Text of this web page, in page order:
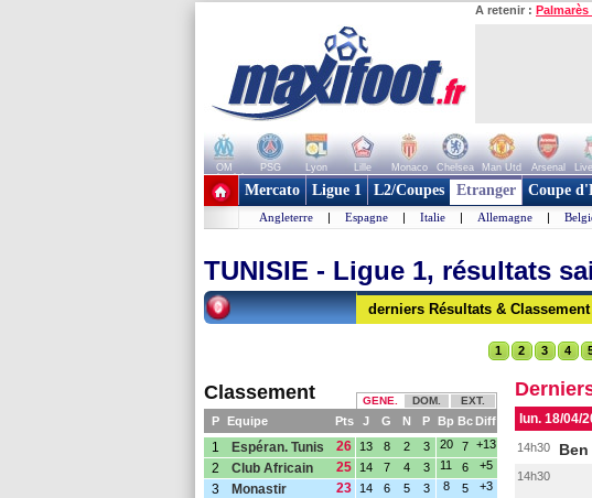
A retenir :
OM PSG Lyon Lille Monaco Chelsea Man Utd Arsenal
+ de clubs
Mercato Ligue 1 L2/Coupes Etranger Coupe
Angleterre | Espagne | Italie | Allemagne |
TUNISIE - Ligue 1, résultats
derniers Résultats & Classement
1 2 3 4
Classement GENE. DOM. EXT.
P Equipe Pts J G N P Bp Bc Diff
1 Espéran. Tunis 26 13 8 2 3 20 7 +13
2 Club Africain 25 14 7 4 3 11 6 +5
3 Monastir 23 14 6 5 3 8 5 +3
lun. 18/04/
14h30
14h30